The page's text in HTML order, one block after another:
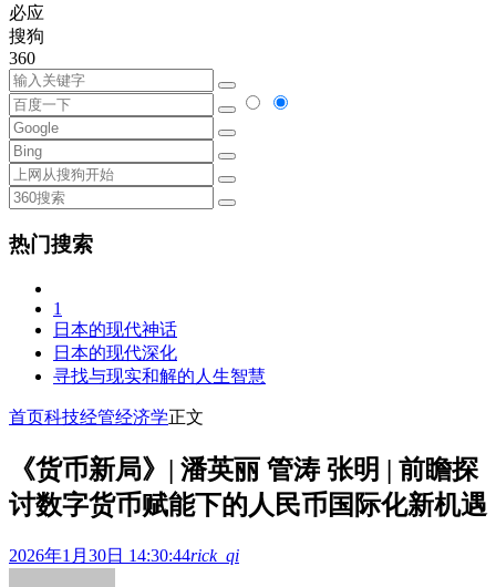
必应
搜狗
360
热门搜索
1
日本的现代神话
日本的现代深化
寻找与现实和解的人生智慧
首页科技经管经济学正文
《货币新局》| 潘英丽 管涛 张明 | 前瞻探
讨数字货币赋能下的人民币国际化新机遇
2026年1月30日 14:30:44rick_qi